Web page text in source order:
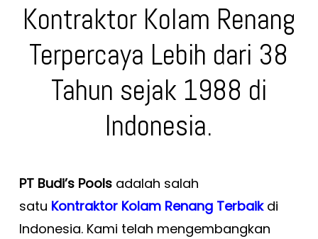
Kontraktor Kolam Renang
Terpercaya Lebih dari 38
Tahun sejak 1988 di
Indonesia.
PT Budi’s Poolsadalah salah
satu Kontraktor Kolam Renang Terbaik di
Indonesia. Kami telah mengembangkan